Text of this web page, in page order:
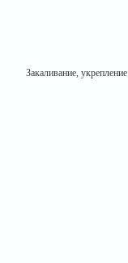
Закаливание,